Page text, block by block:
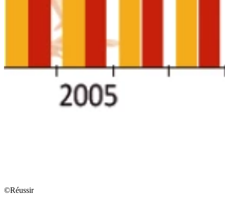
©Réussir